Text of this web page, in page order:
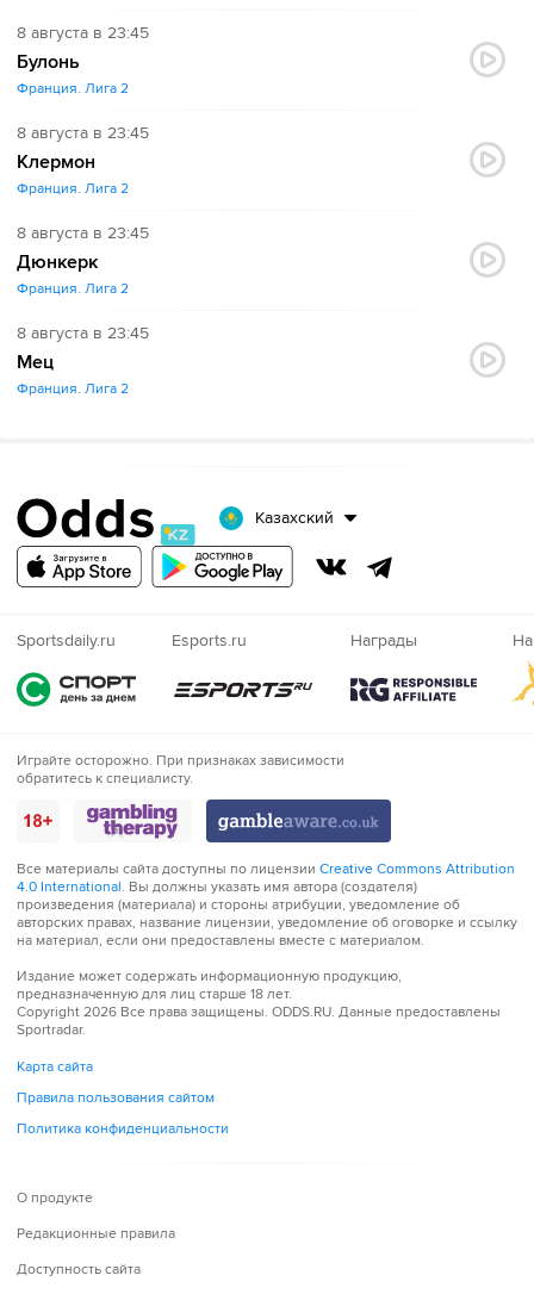
8 августа в 23:45
Булонь
Франция. Лига 2
8 августа в 23:45
Клермон
Франция. Лига 2
8 августа в 23:45
Дюнкерк
Франция. Лига 2
8 августа в 23:45
Мец
Франция. Лига 2
Казахский
Sportsdaily.ru Esports.ru Награды
Играйте
осторожно!
Играйте осторожно. При признаках зависимости
обратитесь к специалисту.
Все материалы сайта доступны по лицензии Creative Commons Attribution
4.0 International. Вы должны указать имя автора (создателя)
произведения (материала) и стороны атрибуции, уведомление об
авторских правах, название лицензии, уведомление об оговорке и ссылку
на материал, если они предоставлены вместе с материалом.
Издание может содержать информационную продукцию,
предназначенную для лиц старше 18 лет.
Copyright 2026 Все права защищены. ODDS.RU. Данные предоставлены
Sportradar.
Карта сайта
Правила пользования сайтом
Политика конфиденциальности
О продукте
Редакционные правила
Доступность сайта